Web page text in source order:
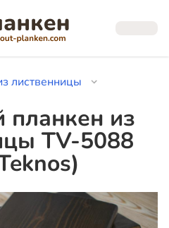
лиственницы
из
TV-5088